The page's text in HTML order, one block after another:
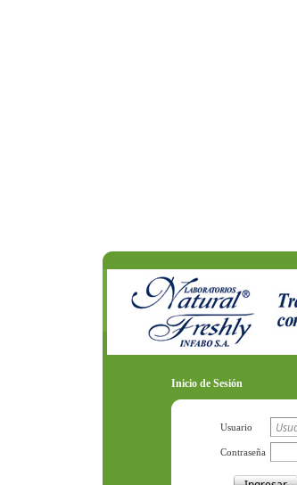
Inicio de Sesión
Usuario
Contraseña